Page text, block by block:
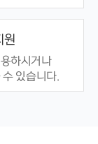
원
하시거나
있습니다.